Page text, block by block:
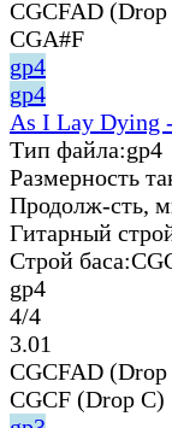
CGCFAD (Drop
CGA#F
gp4
gp4
As I Lay Dying
Тип файла:gp4
Размерность
Продолж-сть,
Гитарный
Строй баса:
gp4
4/4
3.01
CGCFAD (Drop
CGCF (Drop C)